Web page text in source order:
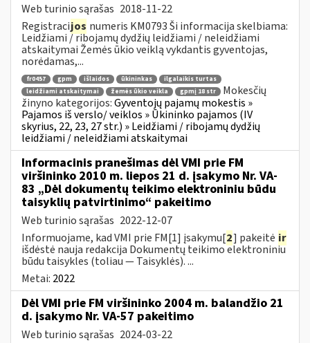
Web turinio sąrašas 2018-11-22
Registracijos numeris KM0793 Ši informacija skelbiama:
Leidžiami / ribojamų dydžių leidžiami / neleidžiami
atskaitymai Žemės ūkio veiklą vykdantis gyventojas,
norėdamas,...
fr0457 gpm išlaidos ūkininkas
ilgalaikis turtas
leidžiami atskaitymai
žemės ūkio veikla gpmį 18 str
Mokesčių
žinyno kategorijos:Gyventojų pajamų mokestis »
Pajamos iš verslo/ veiklos » Ūkininko pajamos (IV
skyrius, 22, 23, 27 str.) » Leidžiami / ribojamų dydžių
leidžiami / neleidžiami atskaitymai
Informacinis pranešimas dėl VMI prie FM
viršininko 2010 m. liepos 21 d. įsakymo Nr. VA-
83 „Dėl dokumentų teikimo elektroniniu būdu
taisyklių patvirtinimo“ pakeitimo
Web turinio sąrašas 2022-12-07
Informuojame, kad VMI prie FM[1] įsakymu[2] pakeitė ir
išdėstė nauja redakcija Dokumentų teikimo elektroniniu
būdu taisykles (toliau — Taisyklės). ...
Metai: 2022
Dėl VMI prie FM viršininko 2004 m. balandžio 21
d. įsakymo Nr. VA-57 pakeitimo
Web turinio sąrašas 2024-03-22